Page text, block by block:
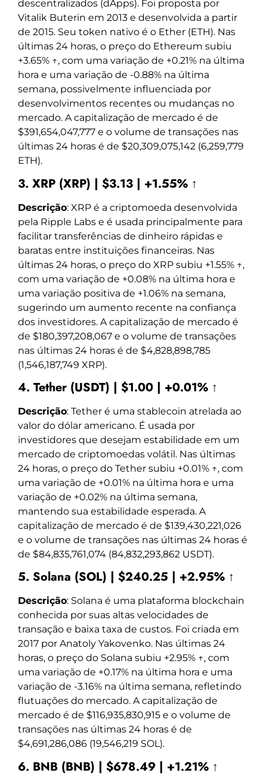
descentralizados (dApps). Foi proposta por
Vitalik Buterin em 2013 e desenvolvida a partir
de 2015. Seu token nativo é o Ether (ETH). Nas
últimas 24 horas, o preço do Ethereum subiu
+3.65% ↑, com uma variação de +0.21% na última
hora e uma variação de -0.88% na última
semana, possivelmente influenciada por
desenvolvimentos recentes ou mudanças no
mercado. A capitalização de mercado é de
$391,654,047,777 e o volume de transações nas
últimas 24 horas é de $20,309,075,142 (6,259,779
ETH).
3. XRP (XRP) | $3.13 | +1.55% ↑
Descrição: XRP é a criptomoeda desenvolvida
pela Ripple Labs e é usada principalmente para
facilitar transferências de dinheiro rápidas e
baratas entre instituições financeiras. Nas
últimas 24 horas, o preço do XRP subiu +1.55% ↑,
com uma variação de +0.08% na última hora e
uma variação positiva de +1.06% na semana,
sugerindo um aumento recente na confiança
dos investidores. A capitalização de mercado é
de $180,397,208,067 e o volume de transações
nas últimas 24 horas é de $4,828,898,785
(1,546,187,749 XRP).
4. Tether (USDT) | $1.00 | +0.01% ↑
Descrição: Tether é uma stablecoin atrelada ao
valor do dólar americano. É usada por
investidores que desejam estabilidade em um
mercado de criptomoedas volátil. Nas últimas
24 horas, o preço do Tether subiu +0.01% ↑, com
uma variação de +0.01% na última hora e uma
variação de +0.02% na última semana,
mantendo sua estabilidade esperada. A
capitalização de mercado é de $139,430,221,026
e o volume de transações nas últimas 24 horas é
de $84,835,761,074 (84,832,293,862 USDT).
5. Solana (SOL) | $240.25 | +2.95% ↑
Descrição: Solana é uma plataforma blockchain
conhecida por suas altas velocidades de
transação e baixa taxa de custos. Foi criada em
2017 por Anatoly Yakovenko. Nas últimas 24
horas, o preço do Solana subiu +2.95% ↑, com
uma variação de +0.17% na última hora e uma
variação de -3.16% na última semana, refletindo
flutuações do mercado. A capitalização de
mercado é de $116,935,830,915 e o volume de
transações nas últimas 24 horas é de
$4,691,286,086 (19,546,219 SOL).
6. BNB (BNB) | $678.49 | +1.21% ↑